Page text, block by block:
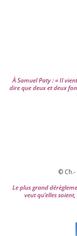
À Samuel Paty : « Il
dire que deux et deux
© Ch.-
Le plus grand
veut qu’elles